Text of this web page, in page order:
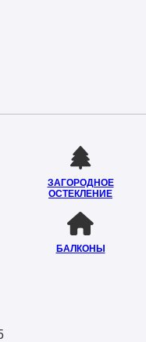
ЗАГОРОДНОЕ
ОСТЕКЛЕНИЕ
БАЛКОНЫ